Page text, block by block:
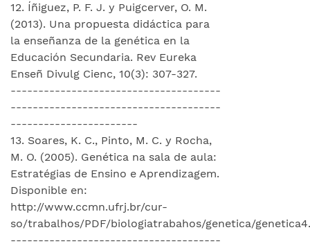
12. Íñiguez, P. F. J. y Puigcerver, O. M.
(2013). Una propuesta didáctica para
la enseñanza de la genética en la
Educación Secundaria. Rev Eureka
Enseñ Divulg Cienc, 10(3): 307-327.
--------------------------------------
--------------------------------------
-----------------------
13. Soares, K. C., Pinto, M. C. y Rocha,
M. O. (2005). Genética na sala de aula:
Estratégias de Ensino e Aprendizagem.
Disponible en:
http://www.ccmn.ufrj.br/cur-
so/trabalhos/PDF/biologiatrabahos/genetica/
--------------------------------------